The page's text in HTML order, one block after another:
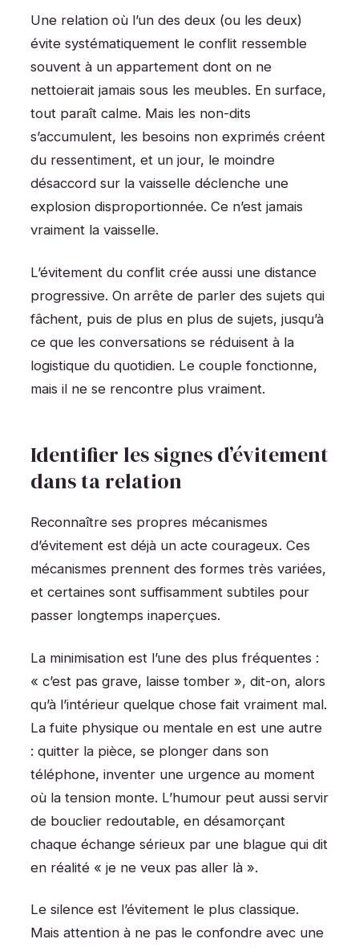
Une relation où l’un des deux (ou les deux)
évite systématiquement le conflit ressemble
souvent à un appartement dont on ne
nettoierait jamais sous les meubles. En surface,
tout paraît calme. Mais les non-dits
s’accumulent, les besoins non exprimés créent
du ressentiment, et un jour, le moindre
désaccord sur la vaisselle déclenche une
explosion disproportionnée. Ce n’est jamais
vraiment la vaisselle.
L’évitement du conflit crée aussi une distance
progressive. On arrête de parler des sujets qui
fâchent, puis de plus en plus de sujets, jusqu’à
ce que les conversations se réduisent à la
logistique du quotidien. Le couple fonctionne,
mais il ne se rencontre plus vraiment.
Identifier les signes d’évitement
dans ta relation
Reconnaître ses propres mécanismes
d’évitement est déjà un acte courageux. Ces
mécanismes prennent des formes très variées,
et certaines sont suffisamment subtiles pour
passer longtemps inaperçues.
La minimisation est l’une des plus fréquentes :
« c’est pas grave, laisse tomber », dit-on, alors
qu’à l’intérieur quelque chose fait vraiment mal.
La fuite physique ou mentale en est une autre
: quitter la pièce, se plonger dans son
téléphone, inventer une urgence au moment
où la tension monte. L’humour peut aussi servir
de bouclier redoutable, en désamorçant
chaque échange sérieux par une blague qui dit
en réalité « je ne veux pas aller là ».
Le silence est l’évitement le plus classique.
Mais attention à ne pas le confondre avec une